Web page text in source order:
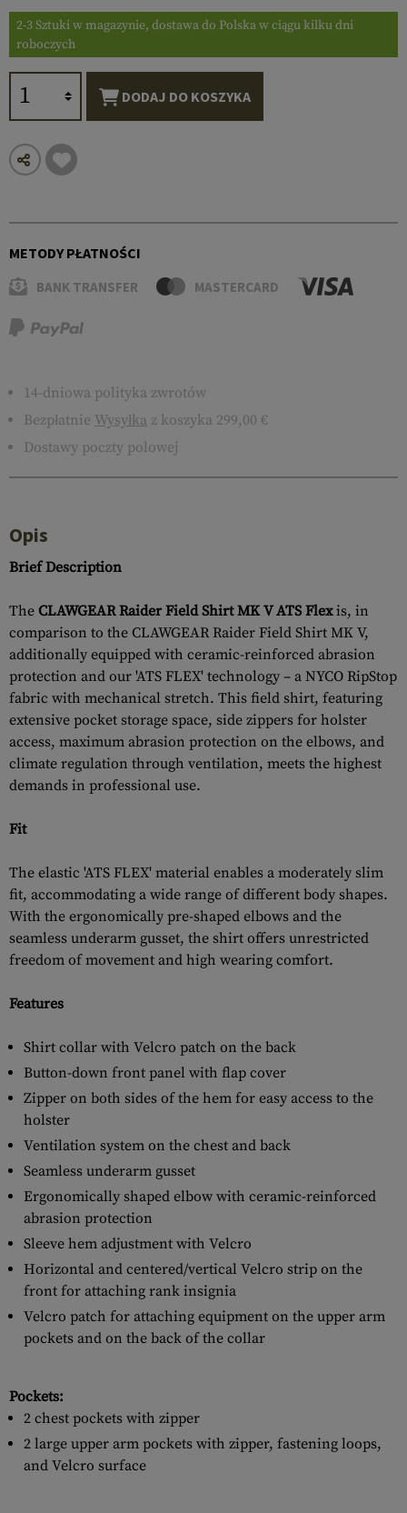
2-3 Sztuki w magazynie, dostawa do Polska w ciągu kilku dni
roboczych
DODAJ DO KOSZYKA
METODY PŁATNOŚCI
BANK TRANSFER MASTERCARD
14-dniowa polityka zwrotów
Bezpłatnie Wysyłka z koszyka 299,00 €
Dostawy poczty polowej
Opis
Brief Description
The CLAWGEAR Raider Field Shirt MK V ATS Flexis, in
comparison to the CLAWGEAR Raider Field Shirt MK V,
additionally equipped with ceramic-reinforced abrasion
protection and our 'ATS FLEX' technology – a NYCO RipStop
fabric with mechanical stretch. This field shirt, featuring
extensive pocket storage space, side zippers for holster
access, maximum abrasion protection on the elbows, and
climate regulation through ventilation, meets the highest
demands in professional use.
Fit
The elastic 'ATS FLEX' material enables a moderately slim
fit, accommodating a wide range of different body shapes.
With the ergonomically pre-shaped elbows and the
seamless underarm gusset, the shirt offers unrestricted
freedom of movement and high wearing comfort.
Features
Shirt collar with Velcro patch on the back
Button-down front panel with flap cover
Zipper on both sides of the hem for easy access to the
holster
Ventilation system on the chest and back
Seamless underarm gusset
Ergonomically shaped elbow with ceramic-reinforced
abrasion protection
Sleeve hem adjustment with Velcro
Horizontal and centered/vertical Velcro strip on the
front for attaching rank insignia
Velcro patch for attaching equipment on the upper arm
pockets and on the back of the collar
Pockets:
2 chest pockets with zipper
2 large upper arm pockets with zipper, fastening loops,
and Velcro surface